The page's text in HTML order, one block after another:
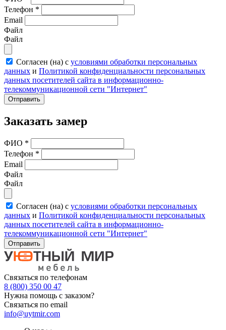
Телефон *
Email
Файл
Файл
Согласен (на) с условиями обработки персональных
данных и Политикой конфиденциальности персональных
данных посетителей сайта в информационно-
телекоммуникационной сети "Интернет"
Отправить
Заказать замер
ФИО *
Телефон *
Email
Файл
Файл
Согласен (на) с условиями обработки персональных
данных и Политикой конфиденциальности персональных
данных посетителей сайта в информационно-
телекоммуникационной сети "Интернет"
Отправить
Связаться по телефонам
8 (800) 350 00 47
Нужна помощь с заказом?
Связаться по email
info@uytmir.com